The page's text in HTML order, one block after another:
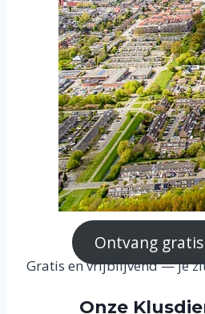
Ontvang
Gratis en vrijblijvend — je
Onze